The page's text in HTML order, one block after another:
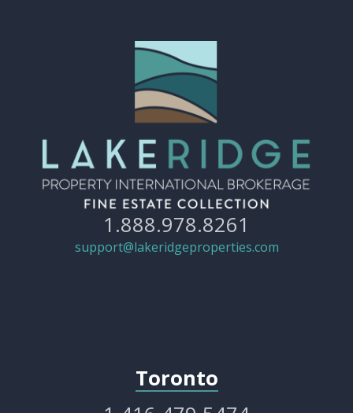
1.888.978.8261
support@lakeridgeproperties.com
Toronto